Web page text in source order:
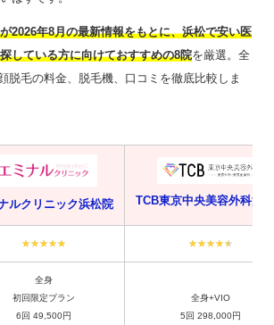
2026年8月の最新情報をもとに、浜松で安い医
している方に向けておすすめの8院を厳選。全
脱毛の料金、脱毛機、口コミを徹底比較しま
ルクリニック浜松院 TCB東京中央美容外科浜
全身
初回限定プラン
6回 49,500円
全身+VIO
5回 298,000円